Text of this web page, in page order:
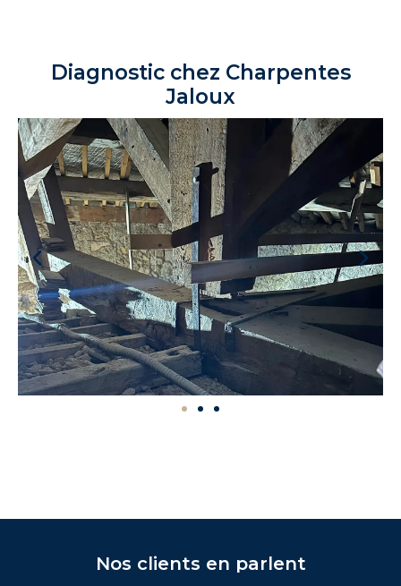
Diagnostic chez Charpentes
Jaloux
Nos clients en parlent